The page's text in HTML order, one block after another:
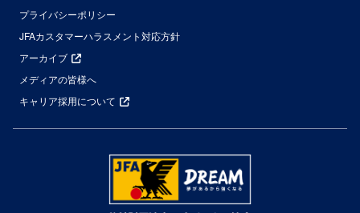
プライバシーポリシー
JFAカスタマーハラスメント対応方針
アーカイブ
メディアの皆様へ
キャリア採用について